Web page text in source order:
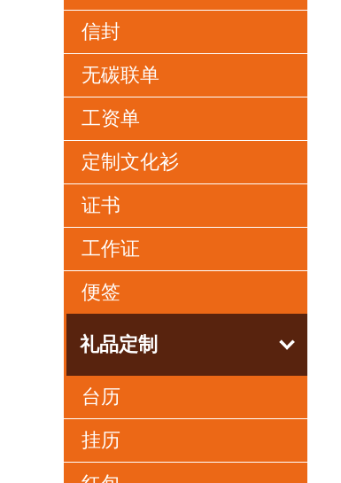
信封
无碳联单
工资单
定制文化衫
证书
工作证
便签
礼品定制
台历
挂历